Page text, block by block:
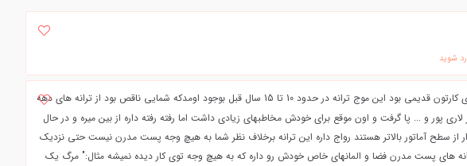
شوید
سلام زبان و فضای کارتون قدیمی بود این موج ترانه در حدود 10 تا 15 سال قبل بوجود اومدکه شمایی ناقص بود از ترانه های دهه
، نیلوفر لاری پور و ... پا گرفت و اون موقع برای خودش مخاطبهای زیادی داشت اما رفته رفته داره از بین میره و در حال
از سطح آماتور بالاتر هستند رواج داره این ترانه برخلاف نظر شما به هیچ وجه پست مدرن نیست حتی نزدیک
های پست مدرن فضا و المانهای خاص خودش رو داره که به هیچ وجه توی کار دیده نمیشه مثال:" مرگ یک